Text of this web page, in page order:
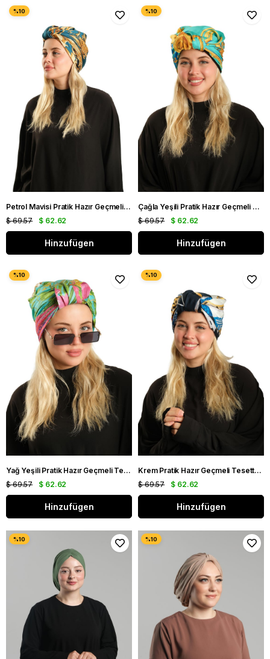
Petrol Mavisi Pratik Hazır Geçmeli Tesettür Bone İpek Desenli 2410_17
$ 62.62
$ 69.57
Hinzufügen
Çağla Yeşili Pratik Hazır Geçmeli Tesettür Bone İpek Desenli 2410_32
$ 62.62
$ 69.57
Hinzufügen
Yağ Yeşili Pratik Hazır Geçmeli Tesettür Bone İpek Desenli 2410_36
$ 62.62
$ 69.57
Hinzufügen
Krem Pratik Hazır Geçmeli Tesettür Bone İpek Desenli 2410_40
$ 62.62
$ 69.57
Hinzufügen